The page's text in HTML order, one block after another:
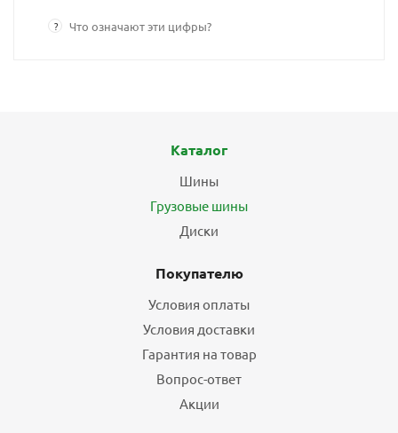
? Что означают эти цифры?
Каталог
Шины
Грузовые шины
Диски
Покупателю
Условия оплаты
Условия доставки
Гарантия на товар
Вопрос-ответ
Акции